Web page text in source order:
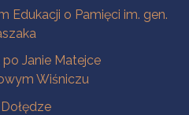
Edukacji o Pamięci im. gen.
Janie Matejce
Wiśniczu